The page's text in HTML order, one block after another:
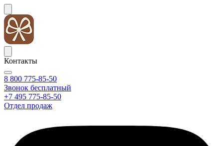
Контакты
8 800 775-85-50
Звонок бесплатный
+7 495 775-85-50
Отдел продаж